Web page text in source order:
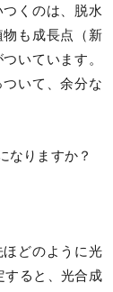
くのは、脱水
も成長点（新
いています。
いて、余分な
なりますか？
どのように光
すると、光合成